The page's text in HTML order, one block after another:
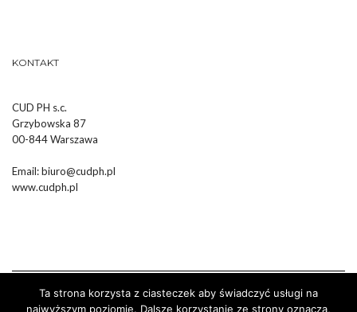
KONTAKT
CUD PH s.c.
Grzybowska 87
00-844 Warszawa
Email:biuro@cudph.pl
www.cudph.pl
Ta strona korzysta z ciasteczek aby świadczyć usługi na
najwyższym poziomie. Dalsze korzystanie ze strony oznacza,